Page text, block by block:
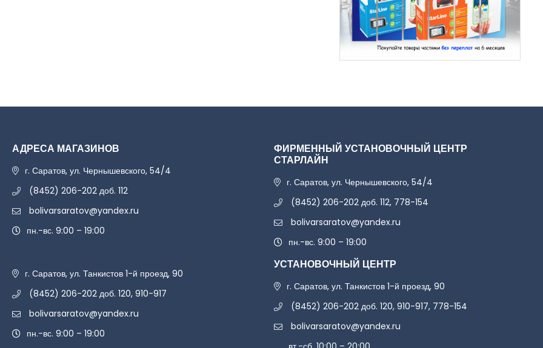
АДРЕСА МАГАЗИНОВ
г. Саратов, ул. Чернышевского, 54/4
(8452) 206-202 доб. 112
bolivarsaratov@yandex.ru
пн.-вс. 9:00 – 19:00
г. Саратов, ул. Танкистов 1-й проезд, 90
(8452) 206-202 доб. 120, 910-917
bolivarsaratov@yandex.ru
пн.-вс. 9:00 – 19:00
ФИРМЕННЫЙ УСТАНОВОЧНЫЙ ЦЕНТР
СТАРЛАЙН
г. Саратов, ул. Чернышевского, 54/4
(8452) 206-202 доб. 112, 778-154
bolivarsaratov@yandex.ru
пн.-вс. 9:00 – 19:00
УСТАНОВОЧНЫЙ ЦЕНТР
г. Саратов, ул. Танкистов 1-й проезд, 90
(8452) 206-202 доб. 120, 910-917, 778-154
bolivarsaratov@yandex.ru